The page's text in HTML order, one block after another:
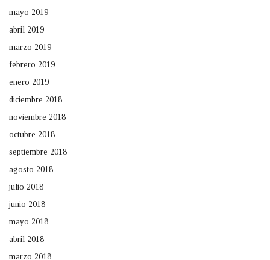
mayo 2019
abril 2019
marzo 2019
febrero 2019
enero 2019
diciembre 2018
noviembre 2018
octubre 2018
septiembre 2018
agosto 2018
julio 2018
junio 2018
mayo 2018
abril 2018
marzo 2018